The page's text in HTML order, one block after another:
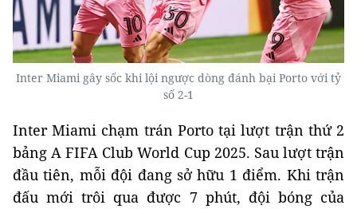
Inter Miami gây sốc khi lội ngược dòng đánh bại Porto với tỷ
số 2-1
Inter Miami chạm trán Porto tại lượt trận thứ 2
bảng A FIFA Club World Cup 2025. Sau lượt trận
đầu tiên, mỗi đội đang sở hữu 1 điểm. Khi trận
đấu mới trôi qua được 7 phút, đội bóng của